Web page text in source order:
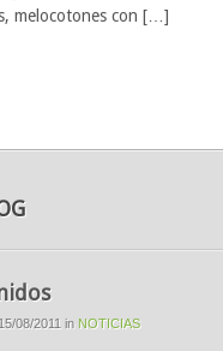
melocotones con […]
15/08/2011 in NOTICIAS